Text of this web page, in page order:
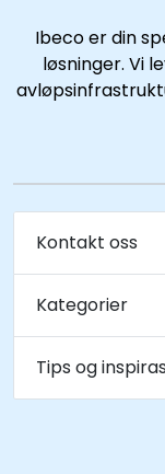
Ibeco er din
løsninger. Vi
Kontakt oss
Kategorier
Tips og